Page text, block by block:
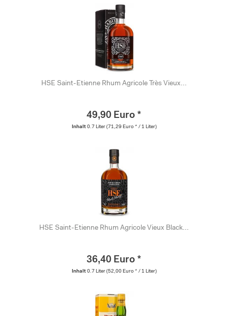
HSE Saint-Etienne Rhum Agricole Très Vieux...
49,90 Euro *
Inhalt 0.7 Liter (71,29 Euro * / 1 Liter)
HSE Saint-Etienne Rhum Agricole Vieux Black...
36,40 Euro *
Inhalt 0.7 Liter (52,00 Euro * / 1 Liter)